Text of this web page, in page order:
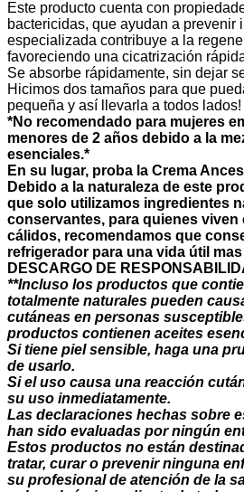
Este producto cuenta con
bactericidas, que ayudan a prevenir
especializada contribuye a la
favoreciendo una cicatrización
Se absorbe rápidamente, sin dejar
Hicimos dos tamaños para que
pequeña y así llevarla a todos lados!
*No recomendado para mujeres
menores de 2 años debido a la
esenciales.*
En su lugar, proba la Crema
Debido a la naturaleza de este
que solo utilizamos ingredientes
conservantes, para quienes viven
cálidos, recomendamos que
refrigerador para una vida útil
DESCARGO DE
**Incluso los productos que
totalmente naturales pueden
cutáneas en personas
productos contienen aceites
Si tiene piel sensible, haga una
de usarlo.
Si el uso causa una reacción
su uso inmediatamente.
Las declaraciones hechas sobre
han sido evaluadas por ningún
Estos productos no están
tratar, curar o prevenir ninguna
su profesional de atención de la